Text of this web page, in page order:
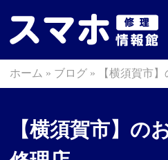
ホーム » ブログ » 【横須賀市
【横須賀市】の